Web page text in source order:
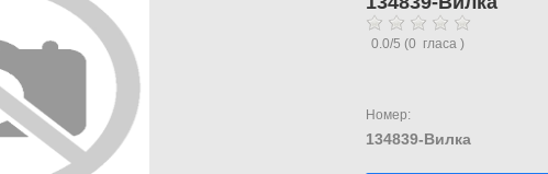
0.0/5 (0 гласа )
Номер:
134839-Вилка